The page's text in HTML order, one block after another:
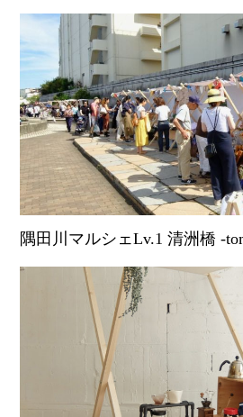
隅田川マルシェLv.1 清洲橋 -